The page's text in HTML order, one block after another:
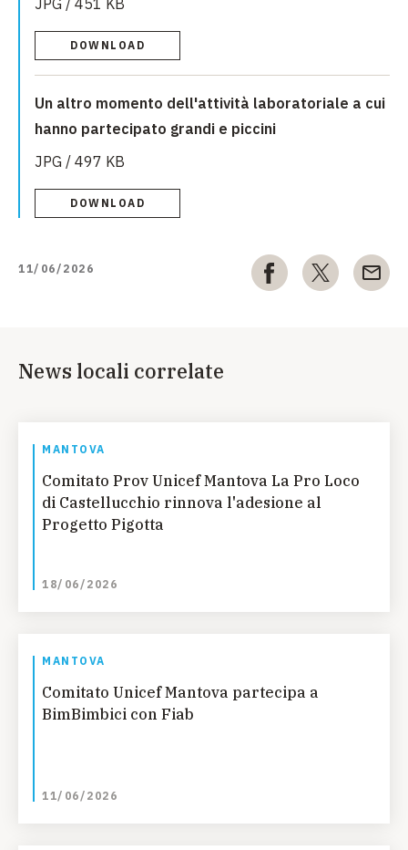
JPG / 451 KB
DOWNLOAD
Un altro momento dell'attività laboratoriale a cui
hanno partecipato grandi e piccini
JPG / 497 KB
DOWNLOAD
11/06/2026
News locali correlate
MANTOVA
Comitato Prov Unicef Mantova La Pro Loco
di Castellucchio rinnova l'adesione al
Progetto Pigotta
18/06/2026
MANTOVA
Comitato Unicef Mantova partecipa a
BimBimbici con Fiab
11/06/2026